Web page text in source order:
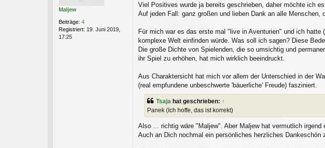
Maljew
Beiträge: 4
Registriert: 19. Juni 2019,
17:25
r
a
Viel Positives wurde ja bereits geschrieben, daher möchte ich
Auf jeden Fall: ganz großen und lieben Dank an alle
Für mich war es das erste mal "live in Aventurien" und ich
komplexe Welt einfinden würde. Was soll ich sagen? Diese
Die große Dichte von Spielenden, die so umsichtig und
ihr Spiel zu erhöhen, hat mich wirklich beeindruckt.
Aus Charaktersicht hat mich vor allem der Unterschied in der
(real empfundene unbeschwerte 'bäuerliche' Freude) fasziniert.
Tsaja hat geschrieben: ↑
Panek (Ich hoffe, das ist korrekt)
Also ... richtig wäre "Maljew". Aber Maljew hat vermutlich irgend
Auch an Dich nochmal ein persönliches herzliches